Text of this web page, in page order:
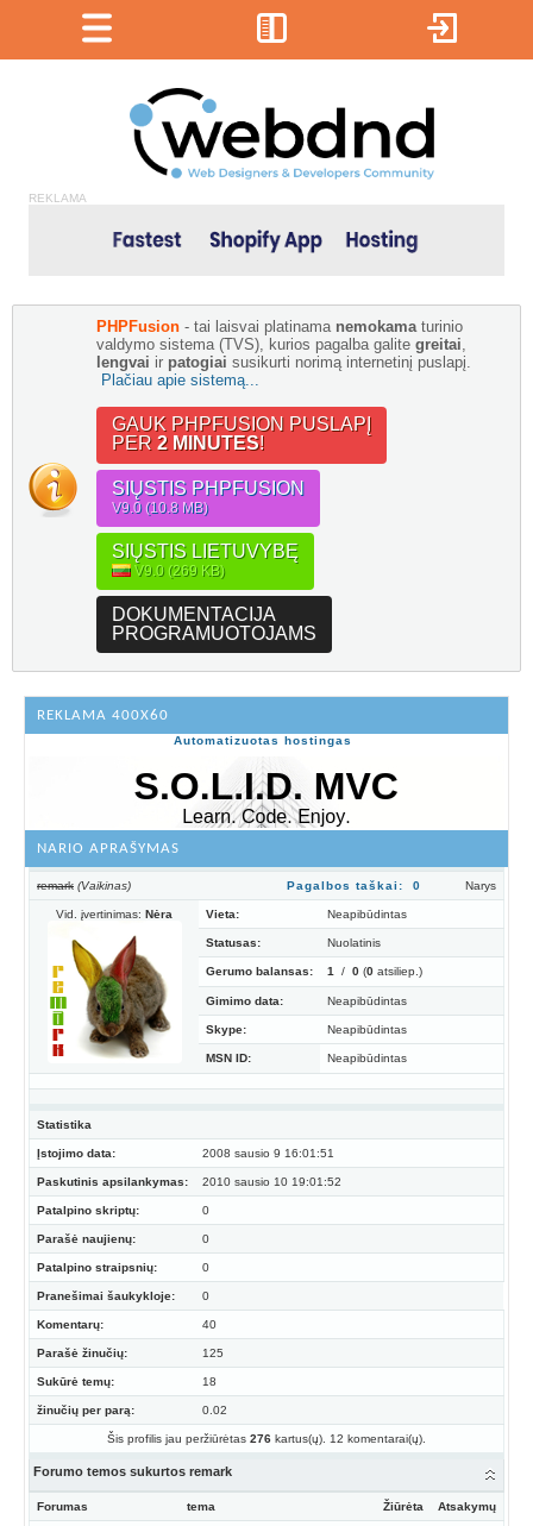
REKLAMA
PHPFusion - tai laisvai platinama nemokama turinio
valdymo sistema (TVS), kurios pagalba galite greitai
lengvai ir patogiai susikurti norimą internetinį puslapį.
Plačiau apie sistemą...
GAUK PHPFUSION PUSLAPĮ
PER 2 MINUTES!
SIŲSTIS PHPFUSION
V9.0 (10.8 MB)
SIŲSTIS LIETUVYBĘ
V9.0 (269 KB)
DOKUMENTACIJA
PROGRAMUOTOJAMS
REKLAMA 400X60
Automatizuotas hostingas
NARIO APRAŠYMAS
remark (Vaikinas) Pagalbos taškai: 0 Narys
Vid. įvertinimas: Nėra Vieta: Neapibūdintas
Statusas: Nuolatinis
Gerumo balansas: 1 / 0 (0 atsiliep.)
Gimimo data: Neapibūdintas
Skype: Neapibūdintas
MSN ID: Neapibūdintas
Statistika
Įstojimo data: 2008 sausio 9 16:01:51
Paskutinis apsilankymas: 2010 sausio 10 19:01:52
Patalpino skriptų: 0
Parašė naujienų: 0
Patalpino straipsnių: 0
Pranešimai šaukykloje: 0
Komentarų: 40
Parašė žinučių: 125
Sukūrė temų: 18
žinučių per parą: 0.02
Šis profilis jau peržiūrėtas 276 kartus(ų). 12 komentarai(ų).
Forumo temos sukurtos remark
Forumas tema Žiūrėta Atsakymų